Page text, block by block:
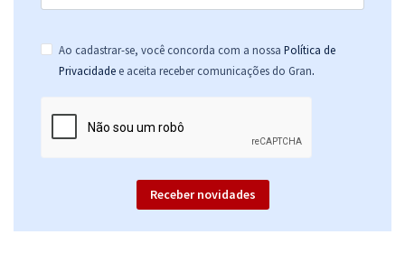
Ao cadastrar-se, você concorda com a nossa Política de
Privacidade e aceita receber comunicações do Gran.
Receber novidades